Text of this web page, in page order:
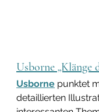
Usborne „Klänge
Usborne punktet
detaillierten